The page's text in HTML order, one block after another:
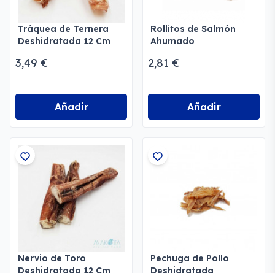
Tráquea de Ternera
Deshidratada 12 Cm
3,49 €
Añadir
Rollitos de Salmón
Ahumado
2,81 €
Añadir
Nervio de Toro
Deshidratado 12 Cm
Pechuga de Pollo
Deshidratada